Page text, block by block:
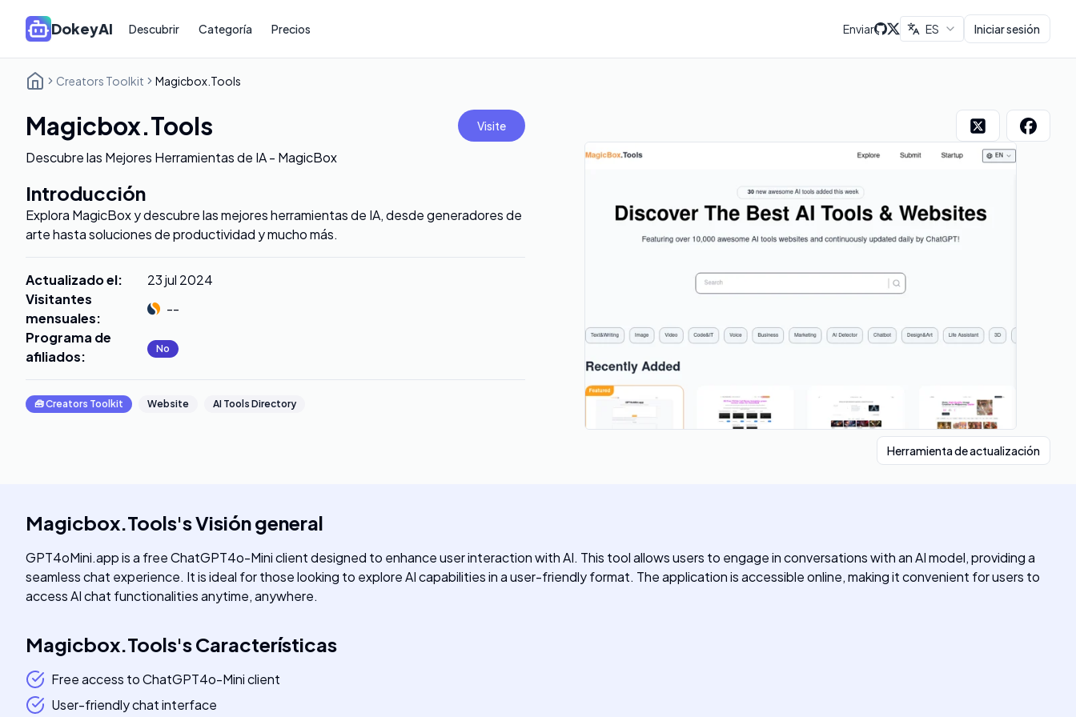
DokeyAI Descubrir Categoría Precios Enviar ES Iniciar sesión
Creators Toolkit Magicbox.Tools
Magicbox.Tools Visite
Descubre las Mejores Herramientas de IA - MagicBox
Introducción
Explora MagicBox y descubre las mejores herramientas de IA, desde generadores de
arte hasta soluciones de productividad y mucho más.
Actualizado el:
23 jul 2024
Visitantes
mensuales:
--
Programa de
afiliados: No
🧰Creators Toolkit Website AI Tools Directory
Herramienta de actualización
Magicbox.Tools'sVisión general
GPT4oMini.app is a free ChatGPT4o-Mini client designed to enhance user interaction with AI. This tool allows users to engage in conversations with an AI model, providing a
seamless chat experience. It is ideal for those looking to explore AI capabilities in a user-friendly format. The application is accessible online, making it convenient for users to
access AI chat functionalities anytime, anywhere.
Magicbox.Tools'sCaracterísticas
Free access to ChatGPT4o-Mini client
User-friendly chat interface